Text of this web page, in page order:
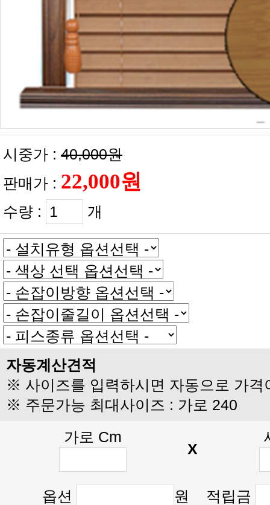
시중가 : 40,000원
판매가 :
수량 :
개
자동계산견적
※ 사이즈를 입력하시면 자동으로 가격
※ 주문가능 최대사이즈 : 가로 240
가로 Cm
X
옵션 원 적립금